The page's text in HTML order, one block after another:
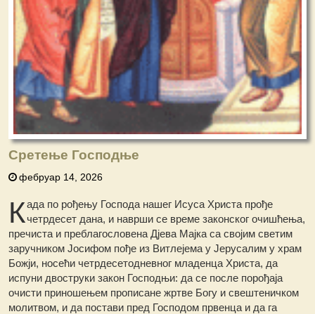
Сретење Господње
фебруар 14, 2026
Када пo рођењу Господа нашег Исуса Христа прође
четрдесет дана, и наврши се време законског очишћења,
пречиста и преблагословена Дјева Мајка са својим светим
заручником Јосифом пође из Витлејема у Јерусалим у храм
Божји, носећи четрдесетодневног младенца Христа, да
испуни двоструки закон Господњи: да се после порођаја
очисти приношењем прописане жртве Богу и свештеничком
молитвом, и да постави пред Господом првенца и да га